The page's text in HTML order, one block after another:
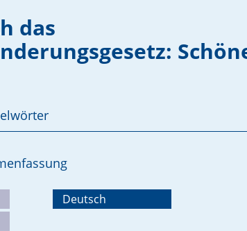
das
Deutsch